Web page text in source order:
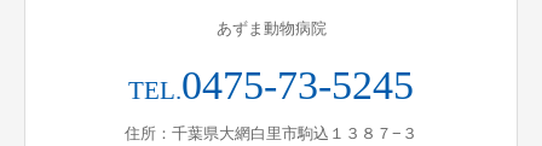
あずま動物病院
TEL.0475-73-5245
住所：千葉県大網白里市駒込１３８７−３